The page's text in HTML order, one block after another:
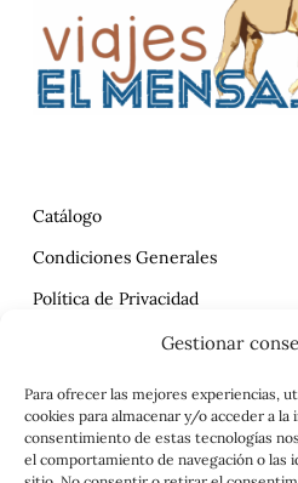
Gestionar
Para ofrecer las mejores experiencias,
cookies para almacenar y/o acceder a
consentimiento de estas tecnologías
el comportamiento de navegación o las
Catálogo
Condiciones Generales
Política de Privacidad
Aviso Legal